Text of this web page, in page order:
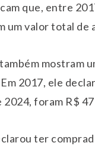
que, entre
um valor total
mostram
2017, ele
foram R$
ter